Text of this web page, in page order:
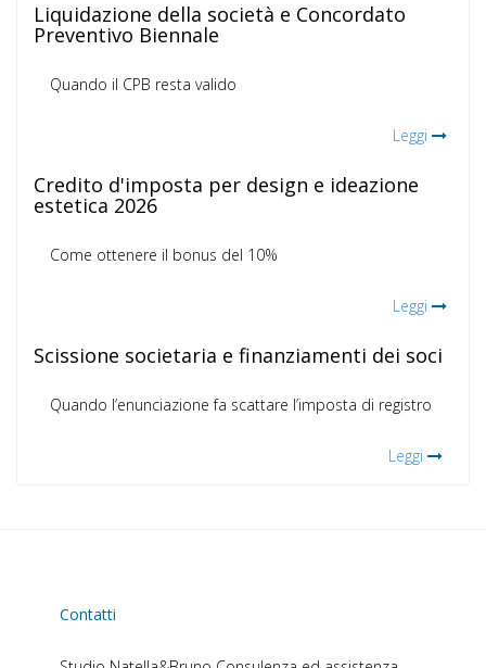
Liquidazione della società e Concordato
Preventivo Biennale
Quando il CPB resta valido
Leggi
Credito d'imposta per design e ideazione
estetica 2026
Come ottenere il bonus del 10%
Leggi
Scissione societaria e finanziamenti dei soci
Quando l’enunciazione fa scattare l’imposta di registro
Leggi
Contatti